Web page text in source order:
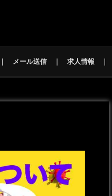
メール送信 求人情報